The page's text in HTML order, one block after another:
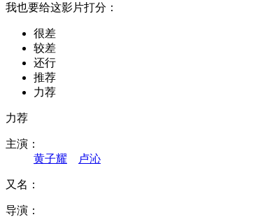
我也要给这影片打分：
很差
较差
还行
推荐
力荐
力荐
主演：
黄子耀
卢沁
又名：
导演：